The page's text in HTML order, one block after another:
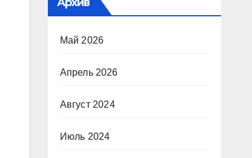
Май 2026
Апрель 2026
Август 2024
Июль 2024